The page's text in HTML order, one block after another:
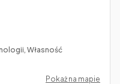
Własność
Pokaż na mapie